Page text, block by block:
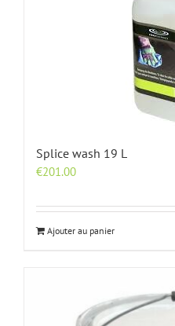
Splice wash 19 L
€201.00
Ajouter au panier